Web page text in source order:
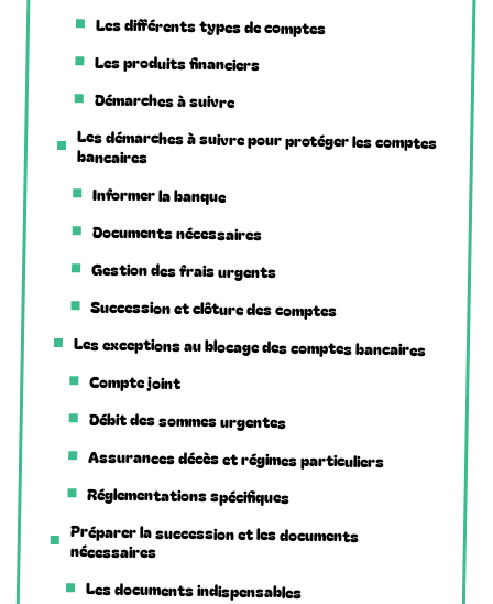
Les différents types de comptes
Les produits financiers
Démarches à suivre
Les démarches à suivre pour protéger les comptes
bancaires
Informer la banque
Documents nécessaires
Gestion des frais urgents
Succession et clôture des comptes
Les exceptions au blocage des comptes bancaires
Compte joint
Débit des sommes urgentes
Assurances décès et régimes particuliers
Réglementations spécifiques
Préparer la succession et les documents
nécessaires
Les documents indispensables